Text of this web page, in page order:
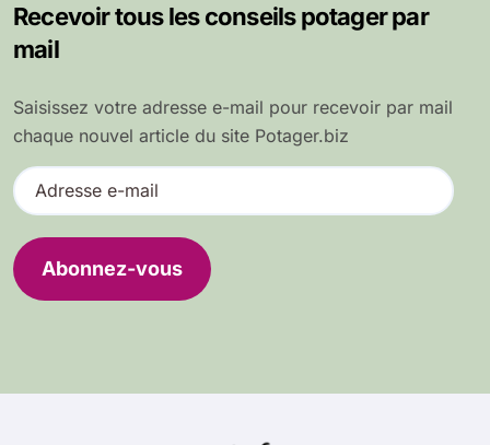
Recevoir tous les conseils potager par
mail
Saisissez votre adresse e-mail pour recevoir par mail
chaque nouvel article du site Potager.biz
A
d
e
s
Abonnez-vous